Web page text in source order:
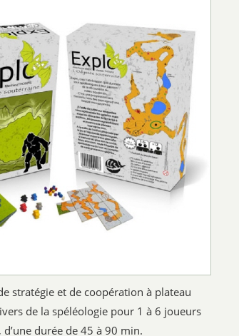
stratégie et de coopération à plateau
de la spéléologie pour 1 à 6 joueurs
durée de 45 à 90 min.